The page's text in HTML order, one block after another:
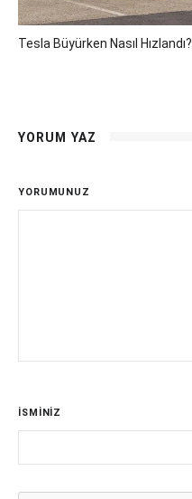
Tesla Büyürken Nasıl Hızlandı?
YORUM YAZ
YORUMUNUZ
İSMİNİZ